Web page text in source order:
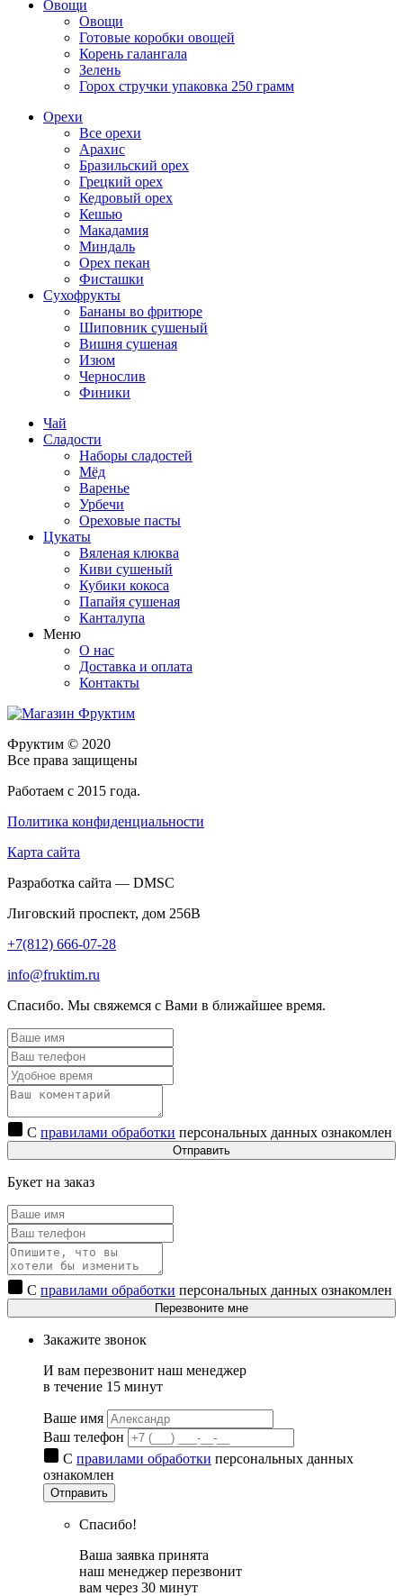
Овощи
Овощи
Готовые коробки овощей
Корень галангала
Зелень
Горох стручки упаковка 250 грамм
Орехи
Все орехи
Арахис
Бразильский орех
Грецкий орех
Кедровый орех
Кешью
Макадамия
Миндаль
Орех пекан
Фисташки
Сухофрукты
Бананы во фритюре
Шиповник сушеный
Вишня сушеная
Изюм
Чернослив
Финики
Чай
Сладости
Наборы сладостей
Мёд
Варенье
Урбечи
Ореховые пасты
Цукаты
Вяленая клюква
Киви сушеный
Кубики кокоса
Папайя сушеная
Канталупа
Меню
О нас
Доставка и оплата
Контакты
Фруктим © 2020
Все права защищены
Работаем с 2015 года.
Политика конфиденциальности
Карта сайта
Разработка сайта — DMSC
Лиговский проспект, дом 256В
+7(812) 666-07-28
info@fruktim.ru
Спасибо. Мы свяжемся с Вами в ближайшее время.
С правилами обработки персональных данных ознакомлен
Отправить
Букет на заказ
С правилами обработки персональных данных ознакомлен
Перезвоните мне
Закажите звонок
И вам перезвонит наш менеджер
в течение 15 минут
Ваше имя
Ваш телефон
С правилами обработки персональных данных
ознакомлен
Отправить
Спасибо!
Ваша заявка принята
наш менеджер перезвонит
вам через 30 минут